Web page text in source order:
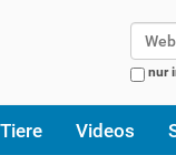
nur
Videos